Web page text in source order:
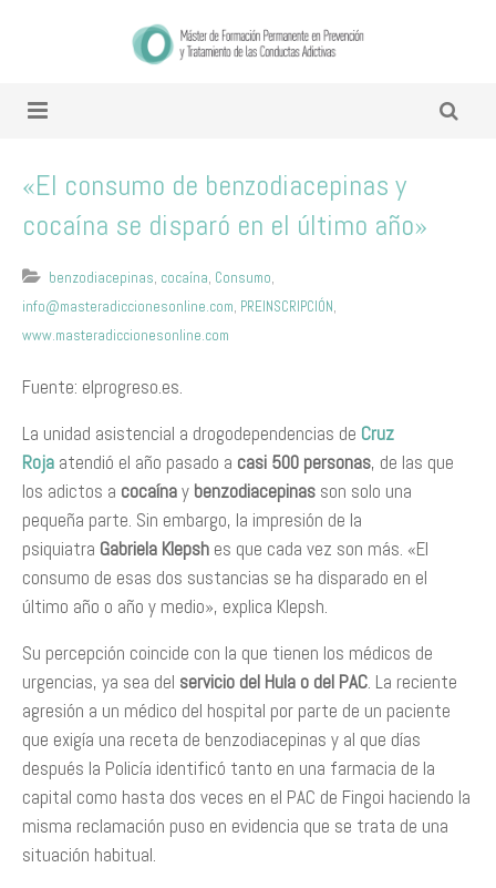
«El consumo de benzodiacepinas y
cocaína se disparó en el último año»
benzodiacepinas, cocaína, Consumo,
info@masteradiccionesonline.com, PREINSCRIPCIÓN,
www.masteradiccionesonline.com
Fuente: elprogreso.es.
La unidad asistencial a drogodependencias de Cruz
Roja atendió el año pasado a casi 500 personas, de las que
los adictos a cocaínay benzodiacepinas son solo una
pequeña parte. Sin embargo, la impresión de la
psiquiatra Gabriela Klepsh es que cada vez son más. «El
consumo de esas dos sustancias se ha disparado en el
último año o año y medio», explica Klepsh.
Su percepción coincide con la que tienen los médicos de
urgencias, ya sea del servicio del Hula o del PAC. La reciente
agresión a un médico del hospital por parte de un paciente
que exigía una receta de benzodiacepinas y al que días
después la Policía identificó tanto en una farmacia de la
capital como hasta dos veces en el PAC de Fingoi haciendo la
misma reclamación puso en evidencia que se trata de una
situación habitual.